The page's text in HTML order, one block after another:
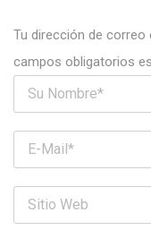
Tu dirección de correo
campos obligatorios